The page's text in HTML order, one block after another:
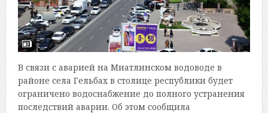
В связи с аварией на Миатлинском водоводе в
районе села Гельбах в столице республики будет
ограничено водоснабжение до полного устранения
последствий аварии. Об этом сообщила